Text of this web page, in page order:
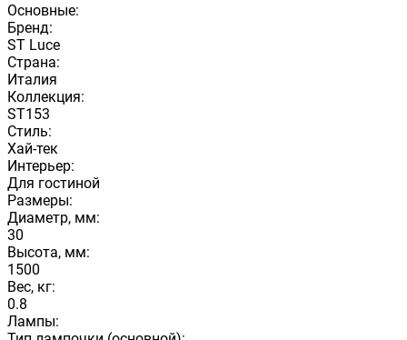
Основные:
Бренд:
ST Luce
Страна:
Италия
Коллекция:
ST153
Стиль:
Хай-тек
Интерьер:
Для гостиной
Размеры:
Диаметр, мм:
30
Высота, мм:
1500
Вес, кг:
0.8
Лампы: